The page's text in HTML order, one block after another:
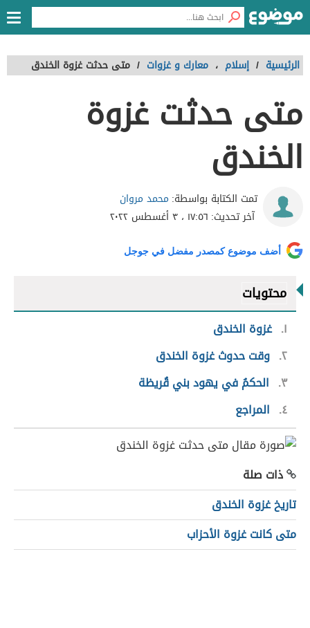
الرئيسية / إسلام ، معارك و غزوات / متى حدثت غزوة الخندق
متى حدثت غزوة
الخندق
تمت الكتابة بواسطة: محمد مروان
آخر تحديث: ١٧:٥٦ ، ٣ أغسطس ٢٠٢٢
أضف موضوع كمصدر مفضل في جوجل
محتويات
١ غزوة الخندق
٢ وقت حدوث غزوة الخندق
٣
الحكمُ في يهود بني قُريظة
٤
المراجع
ذات صلة
تاريخ غزوة الخندق
متى كانت غزوة الأحزاب